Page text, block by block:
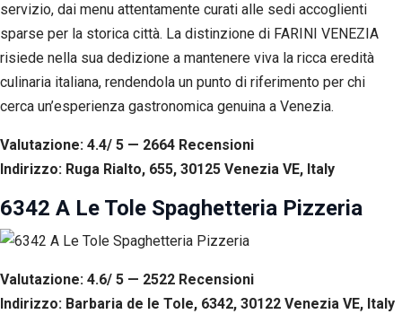
servizio, dai menu attentamente curati alle sedi accoglienti
sparse per la storica città. La distinzione di FARINI VENEZIA
risiede nella sua dedizione a mantenere viva la ricca eredità
culinaria italiana, rendendola un punto di riferimento per chi
cerca un’esperienza gastronomica genuina a Venezia.
Valutazione: 4.4/ 5 — 2664 Recensioni
Indirizzo: Ruga Rialto, 655, 30125 Venezia VE, Italy
6342 A Le Tole Spaghetteria Pizzeria
Valutazione: 4.6/ 5 — 2522 Recensioni
Indirizzo: Barbaria de le Tole, 6342, 30122 Venezia VE, Italy